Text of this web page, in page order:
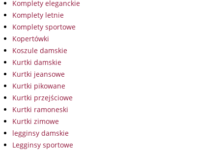
Komplety eleganckie
Komplety letnie
Komplety sportowe
Kopertówki
Koszule damskie
Kurtki damskie
Kurtki jeansowe
Kurtki pikowane
Kurtki przejściowe
Kurtki ramoneski
Kurtki zimowe
legginsy damskie
Legginsy sportowe